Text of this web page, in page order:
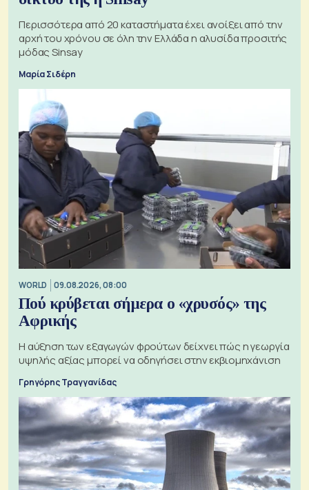
Περισσότερα από 20 καταστήματα έχει ανοίξει από την
αρχή του χρόνου σε όλη την Ελλάδα η αλυσίδα προσιτής
μόδας Sinsay
Μαρία Σιδέρη
WORLD 09.08.2026, 08:00
Πού κρύβεται σήμερα ο «χρυσός» της
Αφρικής
Η αύξηση των εξαγωγών φρούτων δείχνει πώς η γεωργία
υψηλής αξίας μπορεί να οδηγήσει στην εκβιομηχάνιση
Γρηγόρης Τραγγανίδας